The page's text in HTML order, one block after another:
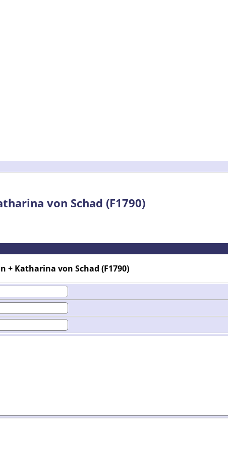
von Schad (F1790)
Katharina von Schad (F1790)